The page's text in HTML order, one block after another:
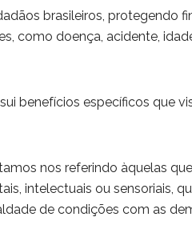
brasileiros, protegendo
como doença, acidente,
benefícios específicos que
nos referindo àquelas
intelectuais ou sensoriais,
de condições com as